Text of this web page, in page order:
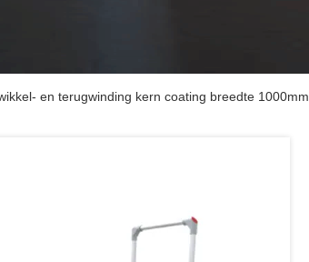
en terugwinding kern coating breedte 1000mm